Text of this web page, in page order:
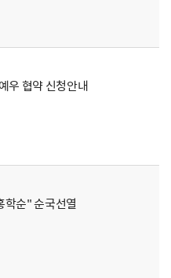
우 협약 신청안내
학순" 순국선열